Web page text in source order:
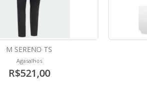
M SERENO TS
Agasalhos
R$521,00